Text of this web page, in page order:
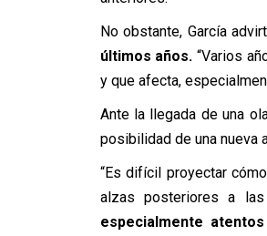
No obstante, García
últimos años. “Varios
y que afecta,
Ante la llegada de una
posibilidad de una nueva
“Es difícil proyectar
alzas posteriores a
especialmente